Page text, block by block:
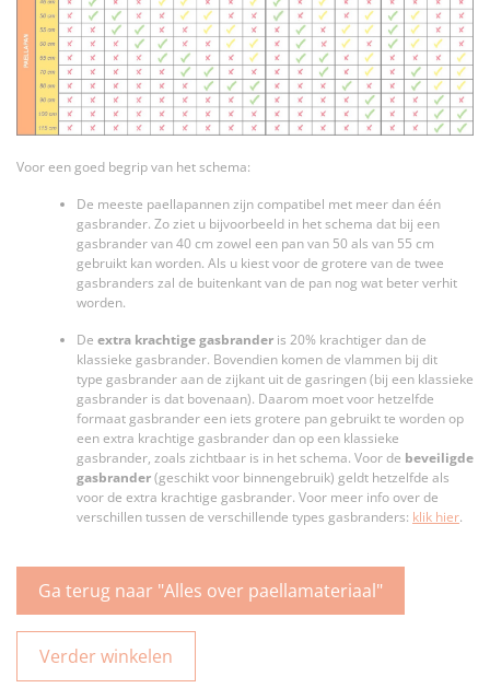
Voor een goed begrip van het schema:
De meeste paellapannen zijn compatibel met meer dan één
gasbrander. Zo ziet u bijvoorbeeld in het schema dat bij een
gasbrander van 40 cm zowel een pan van 50 als van 55 cm
gebruikt kan worden. Als u kiest voor de grotere van de twee
gasbranders zal de buitenkant van de pan nog wat beter verhit
worden.
De extra krachtige gasbrander is 20% krachtiger dan de
klassieke gasbrander. Bovendien komen de vlammen bij dit
type gasbrander aan de zijkant uit de gasringen (bij een klassieke
gasbrander is dat bovenaan). Daarom moet voor hetzelfde
formaat gasbrander een iets grotere pan gebruikt te worden op
een extra krachtige gasbrander dan op een klassieke
gasbrander, zoals zichtbaar is in het schema. Voor de beveiligde
gasbrander(geschikt voor binnengebruik) geldt hetzelfde als
voor de extra krachtige gasbrander. Voor meer info over de
verschillen tussen de verschillende types gasbranders: klik hier.
Ga terug naar "Alles over paellamateriaal"
Verder winkelen